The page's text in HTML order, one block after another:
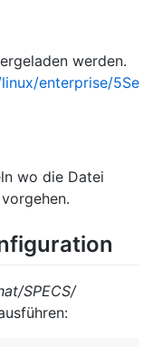
werden.
enterprise/5Se
wo die Datei
SPECS/